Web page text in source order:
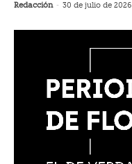
Redacción - 30 de julio de 2026